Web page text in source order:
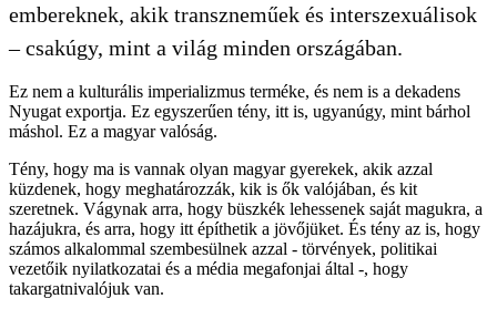
embereknek, akik transzneműek és interszexuálisok
– csakúgy, mint a világ minden országában.
Ez nem a kulturális imperializmus terméke, és nem is a dekadens
Nyugat exportja. Ez egyszerűen tény, itt is, ugyanúgy, mint bárhol
máshol. Ez a magyar valóság.
Tény, hogy ma is vannak olyan magyar gyerekek, akik azzal
küzdenek, hogy meghatározzák, kik is ők valójában, és kit
szeretnek. Vágynak arra, hogy büszkék lehessenek saját magukra, a
hazájukra, és arra, hogy itt építhetik a jövőjüket. És tény az is, hogy
számos alkalommal szembesülnek azzal - törvények, politikai
vezetőik nyilatkozatai és a média megafonjai által -, hogy
takargatnivalójuk van.